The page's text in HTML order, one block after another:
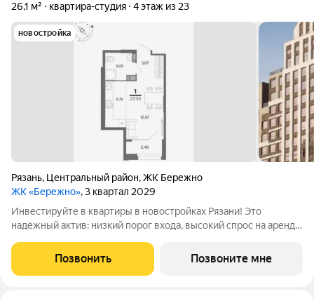
26,1 м²
квартира-студия 4 этаж из 23
новостройка
Рязань, Центральный район,ЖК Бережно
ЖК «Бережно», 3 квартал 2029
Инвестируйте в квартиры в новостройках Рязани! Это
надёжный актив: низкий порог входа, высокий спрос на аренду
Жилой квартал «Бережно» это проект класса Бизнес,
созданный с уважением к городу и
Позвонить Позвоните мне